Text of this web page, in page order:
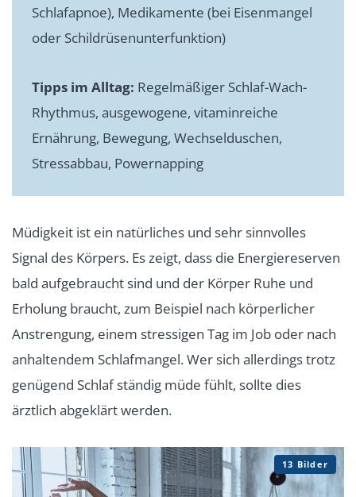
Schlafapnoe), Medikamente (bei Eisenmangel
oder Schildrüsenunterfunktion)
Tipps im Alltag: Regelmäßiger Schlaf-Wach-
Rhythmus, ausgewogene, vitaminreiche
Ernährung, Bewegung, Wechselduschen,
Stressabbau, Powernapping
Müdigkeit ist ein natürliches und sehr sinnvolles
Signal des Körpers. Es zeigt, dass die Energiereserven
bald aufgebraucht sind und der Körper Ruhe und
Erholung braucht, zum Beispiel nach körperlicher
Anstrengung, einem stressigen Tag im Job oder nach
anhaltendem Schlafmangel. Wer sich allerdings trotz
genügend Schlaf ständig müde fühlt, sollte dies
ärztlich abgeklärt werden.
13 Bilder